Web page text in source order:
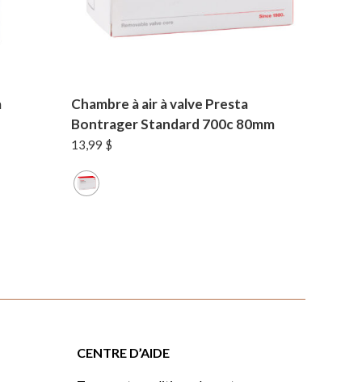
Chambre à air à valve Presta
Bontrager Standard 700c 80mm
13,99 $
CENTRE D’AIDE